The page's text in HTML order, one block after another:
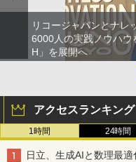
リコージャパンとナレ
6000人の実践ノウハ
H」を展開へ
アクセスランキング
1時間 24時間
日立、生成AIと数理最